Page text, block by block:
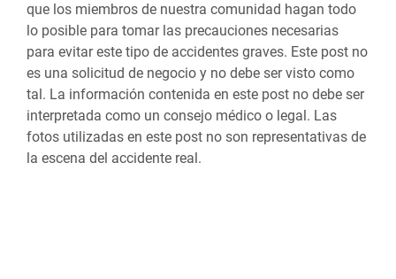
que los miembros de nuestra comunidad hagan todo
lo posible para tomar las precauciones necesarias
para evitar este tipo de accidentes graves. Este post no
es una solicitud de negocio y no debe ser visto como
tal. La información contenida en este post no debe ser
interpretada como un consejo médico o legal. Las
fotos utilizadas en este post no son representativas de
la escena del accidente real.